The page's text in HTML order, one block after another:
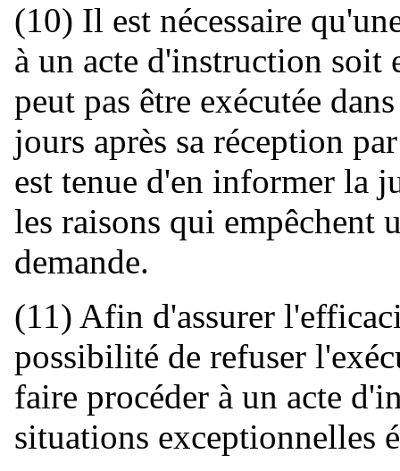
(10) Il est nécessaire
à un acte d'instruction soit
peut pas être exécutée
jours après sa réception
est tenue d'en informer la
les raisons qui empêchent
demande.
(11) Afin d'assurer
possibilité de refuser
faire procéder à un acte
situations exceptionnelles